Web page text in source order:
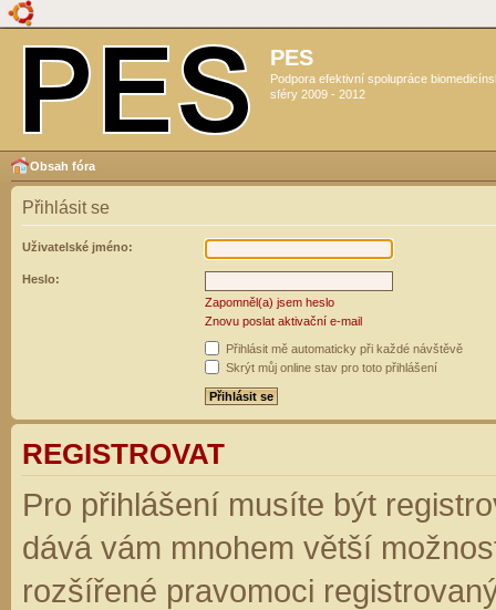
PES
Podpora efektivní spolupráce
sféry 2009 - 2012
Obsah fóra
Přihlásit se
Uživatelské jméno:
Heslo:
Zapomněl(a) jsem heslo
Znovu poslat aktivační e-mail
Přihlásit mě automaticky při každé návštěvě
Skrýt můj online stav pro toto přihlášení
REGISTROVAT
Pro přihlášení musíte být
dává vám mnohem větší
rozšířené pravomoci